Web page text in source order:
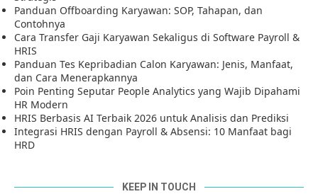
Panduan Offboarding Karyawan: SOP, Tahapan, dan
Contohnya
Cara Transfer Gaji Karyawan Sekaligus di Software Payroll &
HRIS
Panduan Tes Kepribadian Calon Karyawan: Jenis, Manfaat,
dan Cara Menerapkannya
Poin Penting Seputar People Analytics yang Wajib Dipahami
HR Modern
HRIS Berbasis AI Terbaik 2026 untuk Analisis dan Prediksi
Integrasi HRIS dengan Payroll & Absensi: 10 Manfaat bagi
HRD
KEEP IN TOUCH